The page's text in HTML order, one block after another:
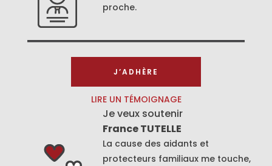
proche.
J’ADHÈRE
LIRE UN TÉMOIGNAGE
Je veux soutenir
France TUTELLE
La cause des aidants et
protecteurs familiaux me touche,